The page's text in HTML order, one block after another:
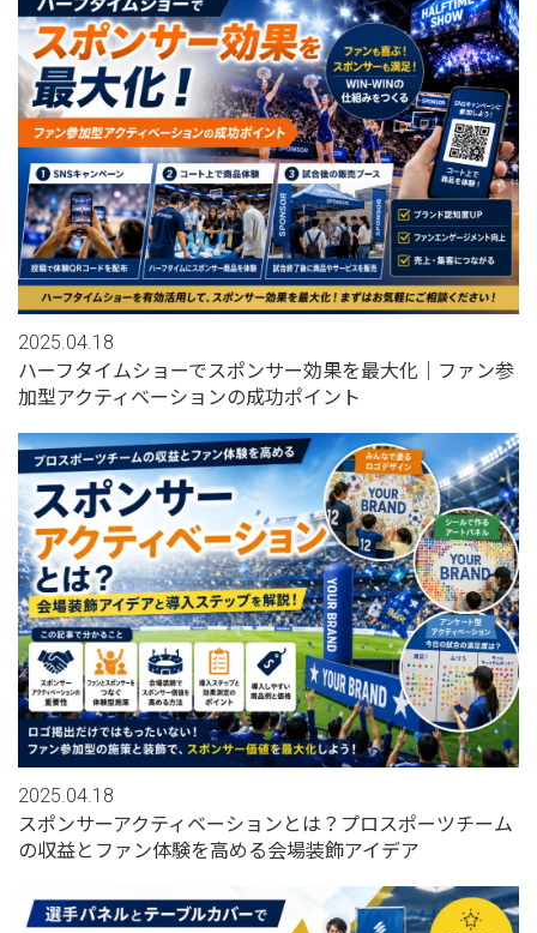
2025.04.18
ハーフタイムショーでスポンサー効果を最大化｜ファン参
加型アクティベーションの成功ポイント
2025.04.18
スポンサーアクティベーションとは？プロスポーツチーム
の収益とファン体験を高める会場装飾アイデア